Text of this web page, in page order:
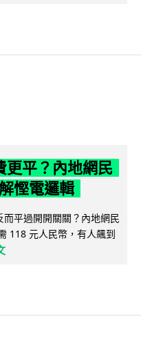
更平？內地網民
慳電邏輯
平過開開關關？內地網民
118 元人民幣，有人飆到